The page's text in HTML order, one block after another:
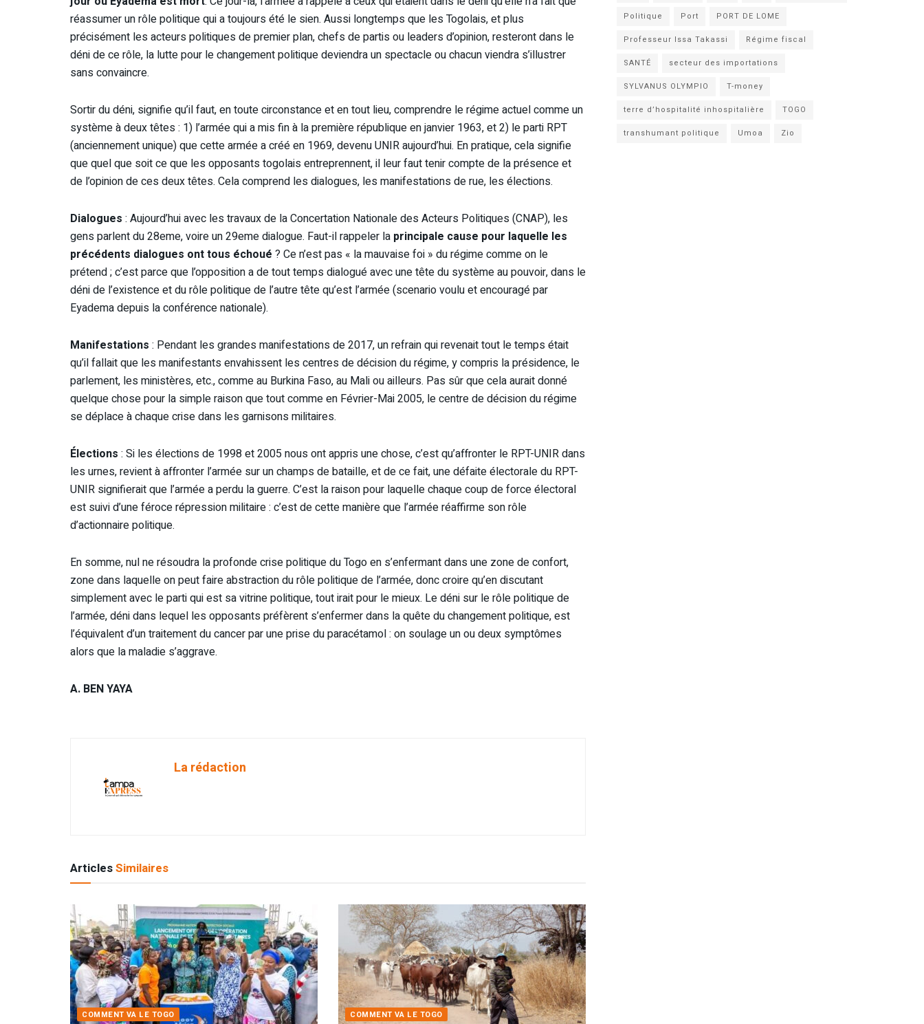
réassumer un rôle politique qui a toujours été le sien. Aussi longtemps que les Togolais, et plus
précisément les acteurs politiques de premier plan, chefs de partis ou leaders d’opinion, resteront dans le
déni de ce rôle, la lutte pour le changement politique deviendra un spectacle ou chacun viendra s’illustrer
sans convaincre.
Sortir du déni, signifie qu’il faut, en toute circonstance et en tout lieu, comprendre le régime actuel comme un
système à deux têtes : 1) l’armée qui a mis fin à la première république en janvier 1963, et 2) le parti RPT
(anciennement unique) que cette armée a créé en 1969, devenu UNIR aujourd’hui. En pratique, cela signifie
que quel que soit ce que les opposants togolais entreprennent, il leur faut tenir compte de la présence et
de l’opinion de ces deux têtes. Cela comprend les dialogues, les manifestations de rue, les élections.
Dialogues : Aujourd’hui avec les travaux de la Concertation Nationale des Acteurs Politiques (CNAP), les
gens parlent du 28eme, voire un 29eme dialogue. Faut-il rappeler la principale cause pour laquelle les
précédents dialogues ont tous échoué ? Ce n’est pas « la mauvaise foi » du régime comme on le
prétend ; c’est parce que l’opposition a de tout temps dialogué avec une tête du système au pouvoir, dans le
déni de l’existence et du rôle politique de l’autre tête qu’est l’armée (scenario voulu et encouragé par
Eyadema depuis la conférence nationale).
Manifestations : Pendant les grandes manifestations de 2017, un refrain qui revenait tout le temps était
qu’il fallait que les manifestants envahissent les centres de décision du régime, y compris la présidence, le
parlement, les ministères, etc., comme au Burkina Faso, au Mali ou ailleurs. Pas sûr que cela aurait donné
quelque chose pour la simple raison que tout comme en Février-Mai 2005, le centre de décision du régime
se déplace à chaque crise dans les garnisons militaires.
Élections : Si les élections de 1998 et 2005 nous ont appris une chose, c’est qu’affronter le RPT-UNIR dans
les urnes, revient à affronter l’armée sur un champs de bataille, et de ce fait, une défaite électorale du RPT-
UNIR signifierait que l’armée a perdu la guerre. C’est la raison pour laquelle chaque coup de force électoral
est suivi d’une féroce répression militaire : c’est de cette manière que l’armée réaffirme son rôle
d’actionnaire politique.
En somme, nul ne résoudra la profonde crise politique du Togo en s’enfermant dans une zone de confort,
zone dans laquelle on peut faire abstraction du rôle politique de l’armée, donc croire qu’en discutant
simplement avec le parti qui est sa vitrine politique, tout irait pour le mieux. Le déni sur le rôle politique de
l’armée, déni dans lequel les opposants préfèrent s’enfermer dans la quête du changement politique, est
l’équivalent d’un traitement du cancer par une prise du paracétamol : on soulage un ou deux symptômes
alors que la maladie s’aggrave.
A. BEN YAYA
La rédaction
ArticlesSimilaires
COMMENT VA LE TOGO COMMENT VA LE TOGO
Politique
Port
PORT DE LOME
Professeur Issa Takassi
Régime fiscal
SANTÉ
secteur des importations
SYLVANUS OLYMPIO
T-money
terre d’hospitalité inhospitalière
TOGO
transhumant politique
Umoa Zio